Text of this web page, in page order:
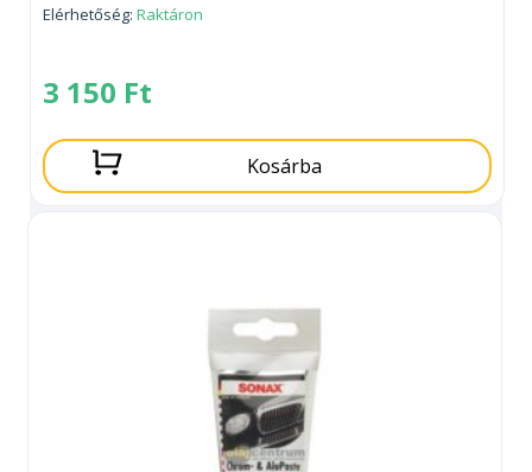
Elérhetőség: Raktáron
3 150 Ft
Kosárba